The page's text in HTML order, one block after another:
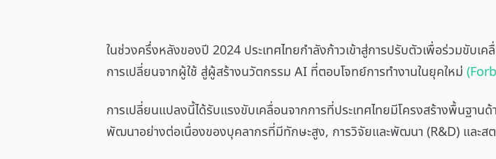
ในช่วงครึ่งหลังของปี 2024 ประเทศไทยกำลังก้าวเข้าสู่การปรับตัวเพื่อร่วมขับ
การเปลี่ยนจากผู้ใช้ สู่ผู้สร้างนวัตกรรม AI ที่ตอบโจทย์การทำงานในยุคใหม่
การเปลี่ยนแปลงนี้ได้รับแรงขับเคลื่อนจากการที่ประเทศไทยมีโครงสร้างพื้นฐา
พัฒนาอย่างต่อเนื่องของบุคลากรที่มีทักษะสูง, การวิจัยและพัฒนา (R&D) และสต